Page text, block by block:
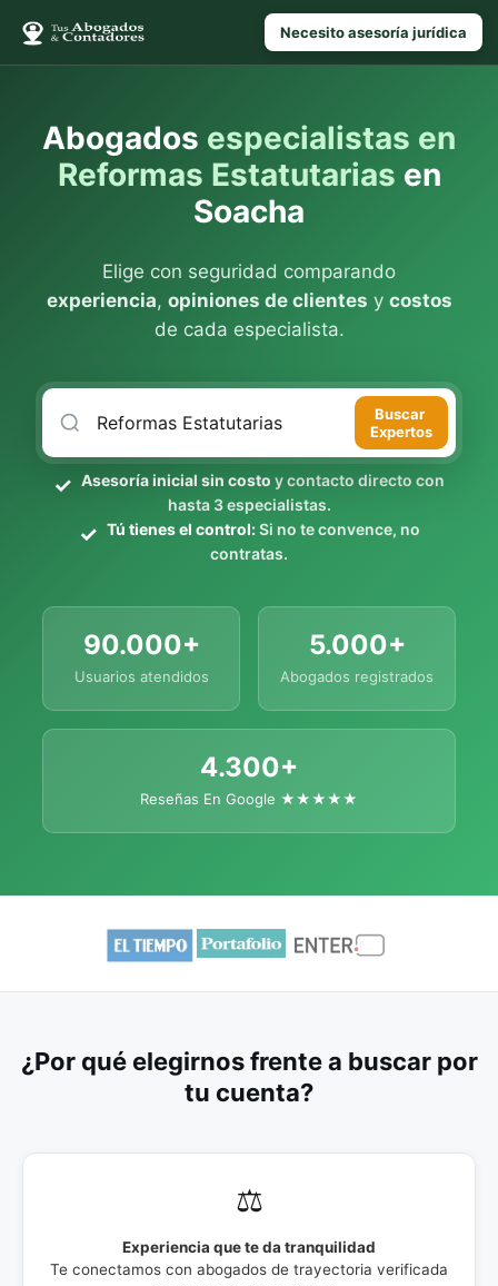
Necesito asesoría jurídica
Abogados especialistas en
Reformas Estatutarias en
Soacha
Elige con seguridad comparando
experiencia, opiniones de clientes y costos
de cada especialista.
Buscar
Expertos
Asesoría inicial sin costo y contacto directo con
hasta 3 especialistas.
Tú tienes el control:Si no te convence, no
contratas.
90.000+
Usuarios atendidos
5.000+
Abogados registrados
4.300+
Reseñas En Google ★★★★★
¿Por qué elegirnos frente a buscar por
tu cuenta?
⚖️
Experiencia que te da tranquilidad
Te conectamos con abogados de trayectoria verificada